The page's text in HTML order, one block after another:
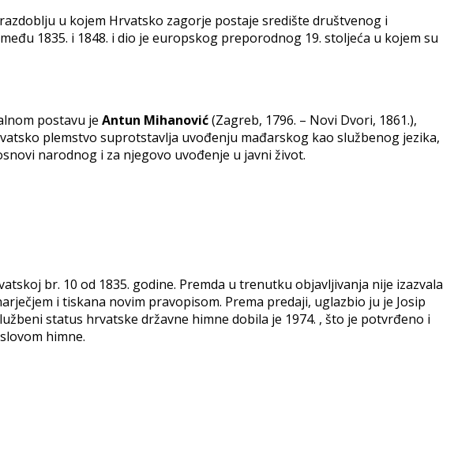
u kojem Hrvatsko zagorje postaje središte društvenog i
1835. i 1848. i dio je europskog preporodnog 19. stoljeća u kojem su
postavu je Antun Mihanović(Zagreb, 1796. – Novi Dvori, 1861.),
plemstvo suprotstavlja uvođenju mađarskog kao službenog jezika,
narodnog i za njegovo uvođenje u javni život.
br. 10 od 1835. godine. Premda u trenutku objavljivanja nije izazvala
i tiskana novim pravopisom. Prema predaji, uglazbio ju je Josip
status hrvatske državne himne dobila je 1974. , što je potvrđeno i
himne.